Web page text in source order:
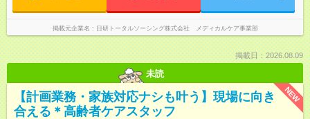
掲載元企業名 日研トータルソーシング株式会社 メディカルケア事業部
掲載日：2026.08.09
未読
NEW
【計画業務・家族対応ナシも叶う】現場に向き
合える＊高齢者ケアスタッフ